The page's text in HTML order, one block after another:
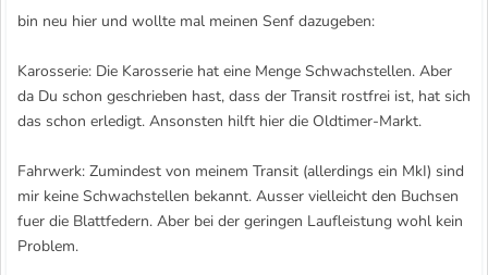
bin neu hier und wollte mal meinen Senf dazugeben:
Karosserie: Die Karosserie hat eine Menge Schwachstellen. Aber
da Du schon geschrieben hast, dass der Transit rostfrei ist, hat sich
das schon erledigt. Ansonsten hilft hier die Oldtimer-Markt.
Fahrwerk: Zumindest von meinem Transit (allerdings ein MkI) sind
mir keine Schwachstellen bekannt. Ausser vielleicht den Buchsen
fuer die Blattfedern. Aber bei der geringen Laufleistung wohl kein
Problem.